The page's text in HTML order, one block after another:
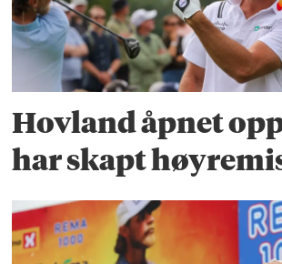
Hovland åpnet
har skapt